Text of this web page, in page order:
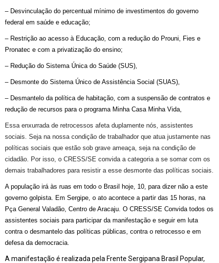
– Desvinculação do percentual mínimo de investimentos do governo
federal em saúde e educação;
– Restrição ao acesso à Educação, com a redução do Prouni, Fies e
Pronatec e com a privatização do ensino;
– Redução do Sistema Única do Saúde (SUS),
– Desmonte do Sistema Único de Assistência Social (SUAS),
– Desmantelo da política de habitação, com a suspensão de contratos e
redução de recursos para o programa Minha Casa Minha Vida,
Essa enxurrada de retrocessos afeta duplamente nós, assistentes
sociais. Seja na nossa condição de trabalhador que atua justamente nas
políticas sociais que estão sob grave ameaça, seja na condição de
cidadão. Por isso, o CRESS/SE convida a categoria a se somar com os
demais trabalhadores para resistir a esse desmonte das políticas sociais.
Apopulação irá às ruas em todo o Brasil
hoje, 10, para dizer não a este
governo golpista. Em Sergipe, o ato acontece a partir das 15 horas, na
Pça General Valadão, Centro de Aracaju. O CRESS/SE Convida todos os
assistentes sociais para participar da manifestação e seguir em luta
contra o desmantelo das políticas públicas, contra o retrocesso e em
defesa da democracia.
A manifestação é realizada pela Frente Sergipana Brasil Popular,